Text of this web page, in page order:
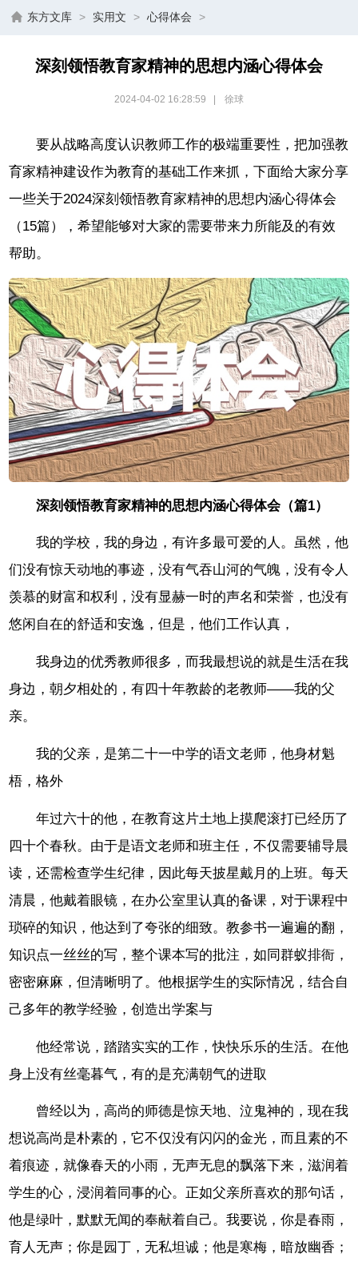
东方文库 > 实用文 > 心得体会 >
深刻领悟教育家精神的思想内涵心得体会
2024-04-02 16:28:59 徐球
要从战略高度认识教师工作的极端重要性，把加强教
育家精神建设作为教育的基础工作来抓，下面给大家分享
一些关于2024深刻领悟教育家精神的思想内涵心得体会
（15篇），希望能够对大家的需要带来力所能及的有效
帮助。
深刻领悟教育家精神的思想内涵心得体会（篇1）
我的学校，我的身边，有许多最可爱的人。虽然，他
们没有惊天动地的事迹，没有气吞山河的气魄，没有令人
羡慕的财富和权利，没有显赫一时的声名和荣誉，也没有
悠闲自在的舒适和安逸，但是，他们工作认真，
我身边的优秀教师很多，而我最想说的就是生活在我
身边，朝夕相处的，有四十年教龄的老教师——我的父
亲。
我的父亲，是第二十一中学的语文老师，他身材魁
梧，格外
年过六十的他，在教育这片土地上摸爬滚打已经历了
四十个春秋。由于是语文老师和班主任，不仅需要辅导晨
读，还需检查学生纪律，因此每天披星戴月的上班。每天
清晨，他戴着眼镜，在办公室里认真的备课，对于课程中
琐碎的知识，他达到了夸张的细致。教参书一遍遍的翻，
知识点一丝丝的写，整个课本写的批注，如同群蚁排衙，
密密麻麻，但清晰明了。他根据学生的实际情况，结合自
己多年的教学经验，创造出学案与
他经常说，踏踏实实的工作，快快乐乐的生活。在他
身上没有丝毫暮气，有的是充满朝气的进取
曾经以为，高尚的师德是惊天地、泣鬼神的，现在我
想说高尚是朴素的，它不仅没有闪闪的金光，而且素的不
着痕迹，就像春天的小雨，无声无息的飘落下来，滋润着
学生的心，浸润着同事的心。正如父亲所喜欢的那句话，
他是绿叶，默默无闻的奉献着自己。我要说，你是春雨，
育人无声；你是园丁，无私坦诚；他是寒梅，暗放幽香；